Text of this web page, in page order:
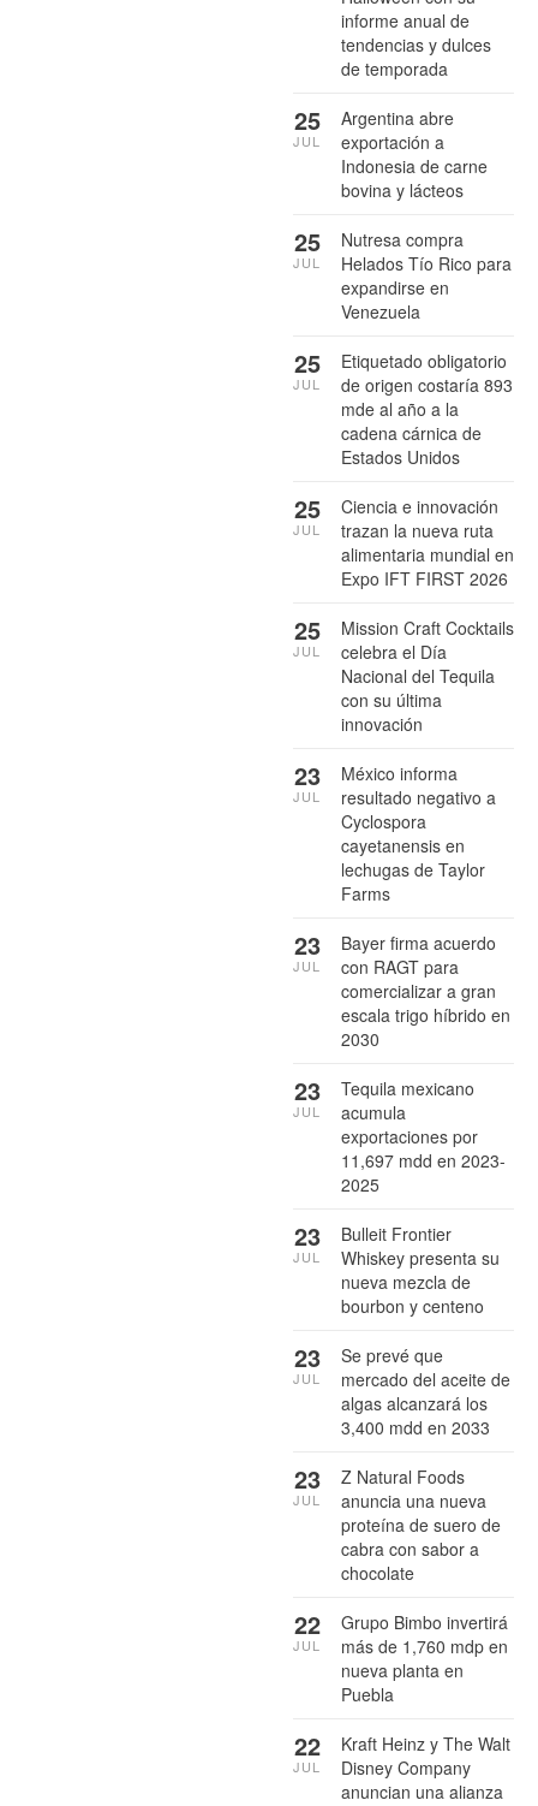
informe anual de
tendencias y dulces
de temporada
Argentina abre
exportación a
Indonesia de carne
bovina y lácteos
25
JUL
Nutresa compra
Helados Tío Rico para
expandirse en
Venezuela
25
JUL
Etiquetado obligatorio
de origen costaría 893
mde al año a la
cadena cárnica de
Estados Unidos
25
JUL
Ciencia e innovación
trazan la nueva ruta
alimentaria mundial en
Expo IFT FIRST 2026
25
JUL
Mission Craft Cocktails
celebra el Día
Nacional del Tequila
con su última
innovación
25
JUL
México informa
resultado negativo a
Cyclospora
cayetanensis en
lechugas de Taylor
Farms
23
JUL
Bayer firma acuerdo
con RAGT para
comercializar a gran
escala trigo híbrido en
2030
23
JUL
Tequila mexicano
acumula
exportaciones por
11,697 mdd en 2023-
2025
23
JUL
Bulleit Frontier
Whiskey presenta su
nueva mezcla de
bourbon y centeno
23
JUL
Se prevé que
mercado del aceite de
algas alcanzará los
3,400 mdd en 2033
23
JUL
Z Natural Foods
anuncia una nueva
proteína de suero de
cabra con sabor a
chocolate
23
JUL
Grupo Bimbo invertirá
más de 1,760 mdp en
nueva planta en
Puebla
22
JUL
Kraft Heinz y The Walt
Disney Company
anuncian una alianza
22
JUL